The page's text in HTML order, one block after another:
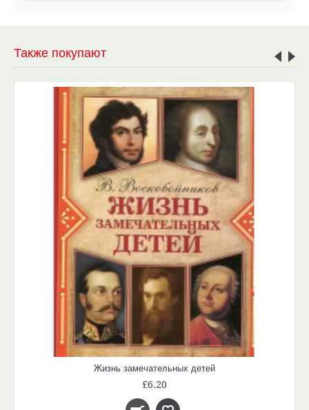
Также покупают
Жизнь замечательных детей
£6.20